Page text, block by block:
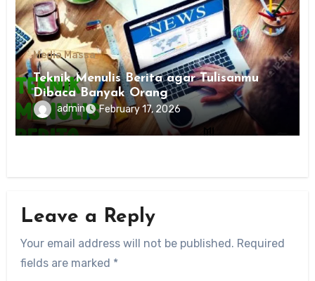
Media Massa
Teknik Menulis Berita agar Tulisanmu
Dibaca Banyak Orang
admin February 17, 2026
Leave a Reply
Your email address will not be published. Required
fields are marked *